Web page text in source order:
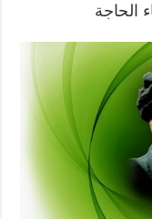
الحاجة